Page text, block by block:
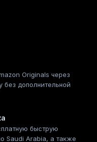
Originals через
дополнительной
быструю
Saudi Arabia, а также